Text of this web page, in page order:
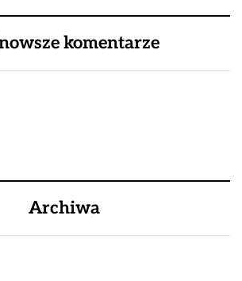
komentarze
Archiwa